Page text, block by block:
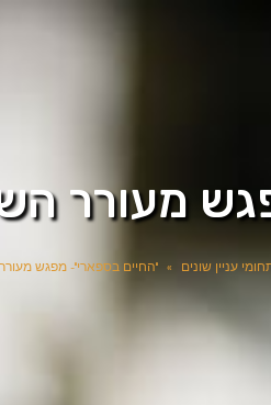
מעורר
עניין שונים » "החיים בספארי"- מפגש